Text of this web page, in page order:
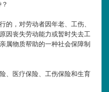
的，对劳动者因年老、工伤、
因丧失劳动能力或暂时失去工
属物质帮助的一种社会保障制
、医疗保险、工伤保险和生育